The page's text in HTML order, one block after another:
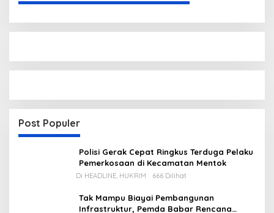
Post Populer
Polisi Gerak Cepat Ringkus Terduga Pelaku
Pemerkosaan di Kecamatan Mentok
Di HEADLINE, HUKRIM 666 Dilihat
Tak Mampu Biayai Pembangunan
Infrastruktur, Pemda Babar Rencana